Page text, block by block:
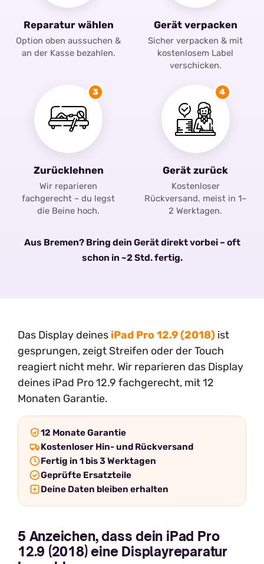
Reparatur wählen
Option oben aussuchen &
an der Kasse bezahlen.
Gerät verpacken
Sicher verpacken & mit
kostenlosem Label
verschicken.
3
Zurücklehnen
Wir reparieren
fachgerecht – du legst
die Beine hoch.
4
Gerät zurück
Kostenloser
Rückversand, meist in 1–
2 Werktagen.
Aus Bremen? Bring dein Gerät direkt vorbei – oft
schon in ~2 Std. fertig.
Das Display deines iPad Pro 12.9 (2018) ist
gesprungen, zeigt Streifen oder der Touch
reagiert nicht mehr. Wir reparieren das Display
deines iPad Pro 12.9 fachgerecht, mit 12
Monaten Garantie.
12 Monate Garantie
Kostenloser Hin- und Rückversand
Fertig in 1 bis 3 Werktagen
Geprüfte Ersatzteile
Deine Daten bleiben erhalten
5 Anzeichen, dass dein iPad Pro
12.9 (2018) eine Displayreparatur